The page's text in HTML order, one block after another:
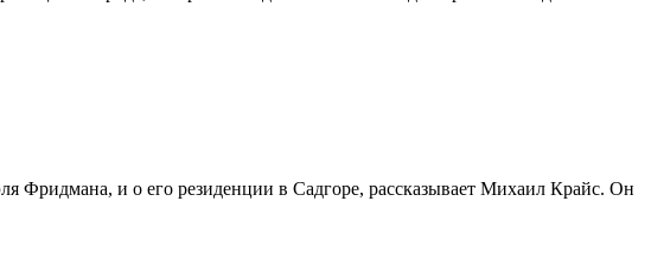
Фридмана, и о его резиденции в Садгоре, рассказывает Михаил Крайс. Он